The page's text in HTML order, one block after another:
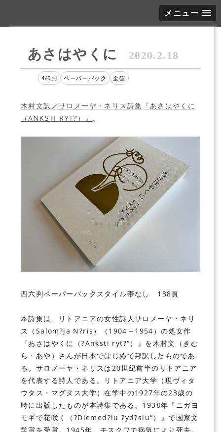
メニュー
あさはやくに 2020.2.18
4/6判 ペーパーバック 金箔
木村文訳／サロメーヤ・ネリス詩集『あさはやくに
（ANKSTI RYT?）』 。
四六判ペーパーバックスタイル帯なし 138頁
本詩集は、リトアニアの女性詩人サロメーヤ・ネリ
ス（Salom?ja N?ris）（1904～1954）の処女作
『あさはやくに（?Anksti ryt?“）』を木村文（きむ
ら・あや）さんが日本ではじめて邦訳したものであ
る。サロメーヤ・ネリスは20世紀前半のリトアニア
を代表する詩人である。リトアニア大学（現ヴィタ
ウタス・マグヌス大学）在学中の1927年の23歳の
時に出版したものが本詩集である。1938年『ニガヨ
モギで花咲く（?Diemed?iu ?yd?siu“）』で国家文
学賞を受賞。1945年、モスクワで病気により死去。